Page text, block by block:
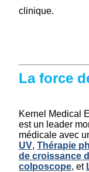
clinique.
La force
Kernel Medical
est un leader
médicale avec
UV, Thérapie
de croissance
colposcope, et